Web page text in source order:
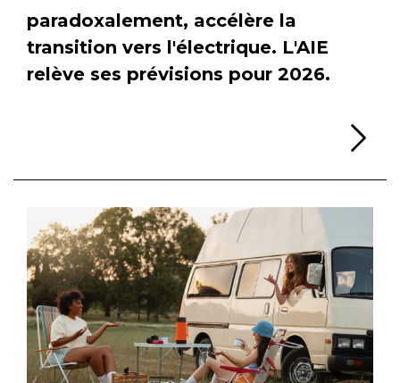
paradoxalement, accélère la
transition vers l'électrique. L'AIE
relève ses prévisions pour 2026.